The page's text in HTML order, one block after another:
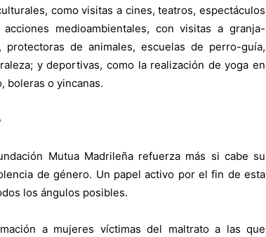
como visitas a cines, teatros, espectáculos
medioambientales, con visitas a granja-
de animales, escuelas de perro-guía,
y deportivas, como la realización de yoga en
boleras o yincanas.
Mutua Madrileña refuerza más si cabe su
de género. Un papel activo por el fin de esta
los ángulos posibles.
a mujeres víctimas del maltrato a las que